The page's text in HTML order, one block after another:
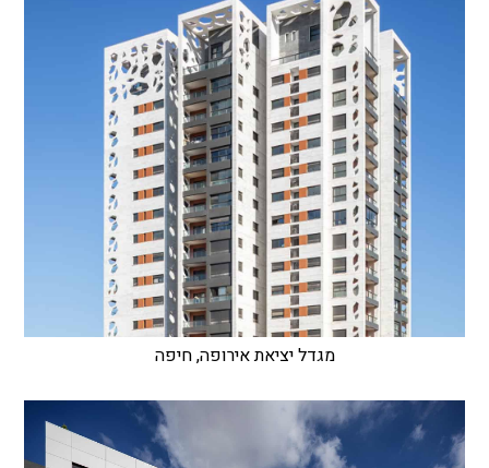
מגדל יציאת אירופה, חיפה